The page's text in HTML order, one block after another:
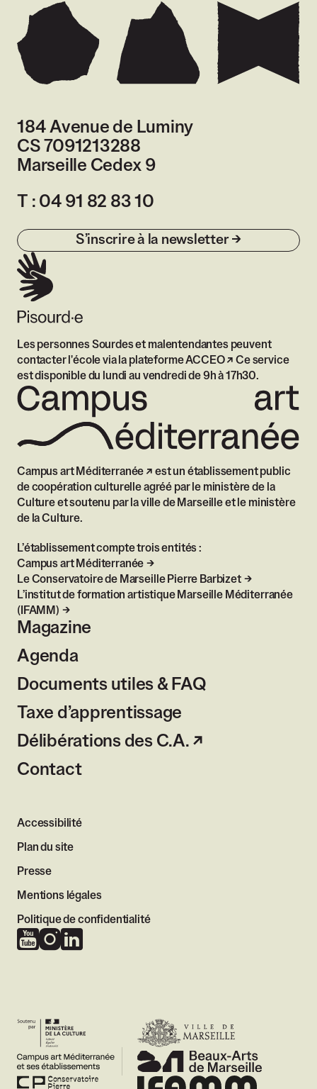
184 Avenue de Luminy
CS 7091213288
Marseille Cedex 9France
T : 04 91 82 83 10
S’inscrire à la newsletter
Magazine
Agenda
Documents utiles & FAQ
Taxe d’apprentissage
Délibérations des C.A.
Contact
Campus art Méditerranée
est un établissement public
de coopération culturelle agréé par le ministère de la
Culture et soutenu par la ville de Marseille et le ministère
de la Culture.
L’établissement compte trois entités :
Campus art Méditerranée
Le Conservatoire de Marseille Pierre Barbizet
L’institut de formation artistique Marseille Méditerranée
(IFAMM)
Les personnes Sourdes et malentendantes peuvent
contacter l'école via la plateforme ACCEO
Ce service
est disponible du lundi au vendredi de 9h à 17h30.
Accessibilité
Plan du site
Presse
Mentions légales
Politique de confidentialité